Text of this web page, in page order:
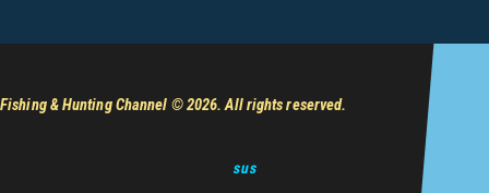
Fishing & Hunting Channel © 2026. All rights reserved.
sus